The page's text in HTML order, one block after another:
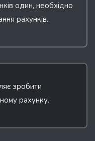
один, необхідно
рахунків.
зробити
рахунку.